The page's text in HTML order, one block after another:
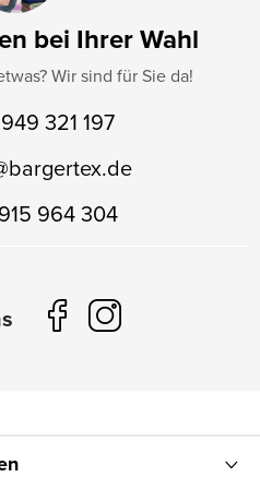
bei Ihrer Wahl
Wir sind für Sie da!
321 197
bargertex.de
964 304